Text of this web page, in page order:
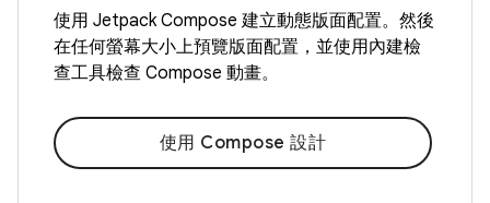
使用 Jetpack Compose 建立動態版面配置。然後
在任何螢幕大小上預覽版面配置，並使用內建檢
查工具檢查 Compose 動畫。
使用 Compose 設計